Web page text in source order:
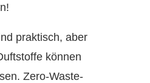
praktisch, aber
können
Zero-Waste-